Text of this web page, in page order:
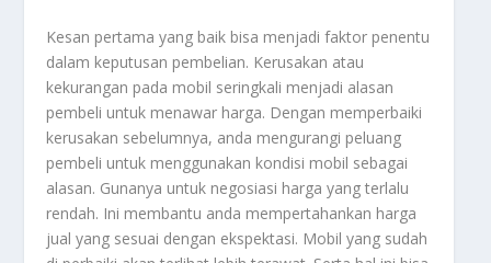
Kesan pertama yang baik bisa menjadi faktor penentu
dalam keputusan pembelian. Kerusakan atau
kekurangan pada mobil seringkali menjadi alasan
pembeli untuk menawar harga. Dengan memperbaiki
kerusakan sebelumnya, anda mengurangi peluang
pembeli untuk menggunakan kondisi mobil sebagai
alasan. Gunanya untuk negosiasi harga yang terlalu
rendah. Ini membantu anda mempertahankan harga
jual yang sesuai dengan ekspektasi. Mobil yang sudah